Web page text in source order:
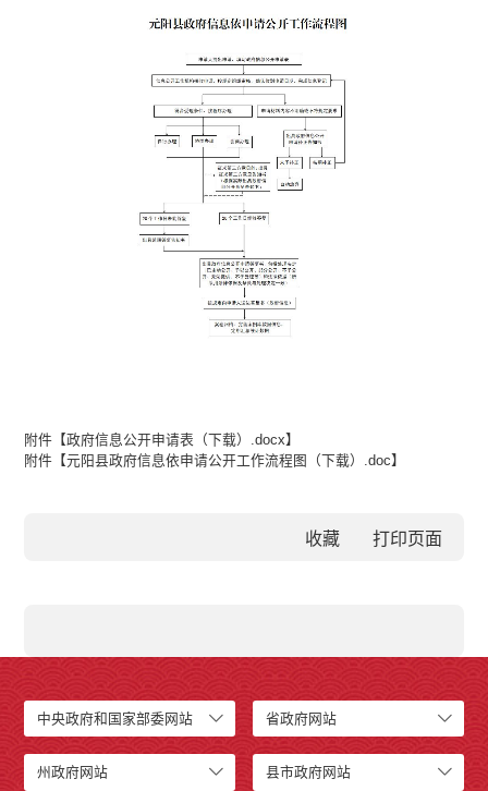
附件【政府信息公开申请表（下载）.docx】
附件【元阳县政府信息依申请公开工作流程图（下载）.doc】
收藏
中央政府和国家部委网站 省政府网站
州政府网站 县市政府网站